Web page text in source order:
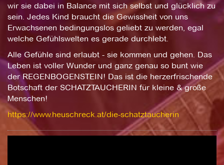
wir sie dabei in Balance mit sich selbst und glücklich zu
sein. Jedes Kind braucht die Gewissheit von uns
Erwachsenen bedingungslos geliebt zu werden, egal
welche Gefühlswelten es gerade durchlebt.
Alle Gefühle sind erlaubt - sie kommen und gehen. Das
Leben ist voller Wunder und ganz genau so bunt wie
der REGENBOGENSTEIN! Das ist die herzerfrischende
Botschaft der SCHATZTAUCHERIN für kleine & große
Menschen!
https://www.heuschreck.at/die-schatztaucherin